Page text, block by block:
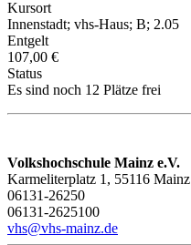
Kursort
Innenstadt; vhs-Haus; B; 2.05
Entgelt
107,00 €
Status
Es sind noch 12 Plätze frei
Volkshochschule Mainz e.V.
Karmeliterplatz 1, 55116 Mainz
06131-26250
06131-2625100
vhs@vhs-mainz.de